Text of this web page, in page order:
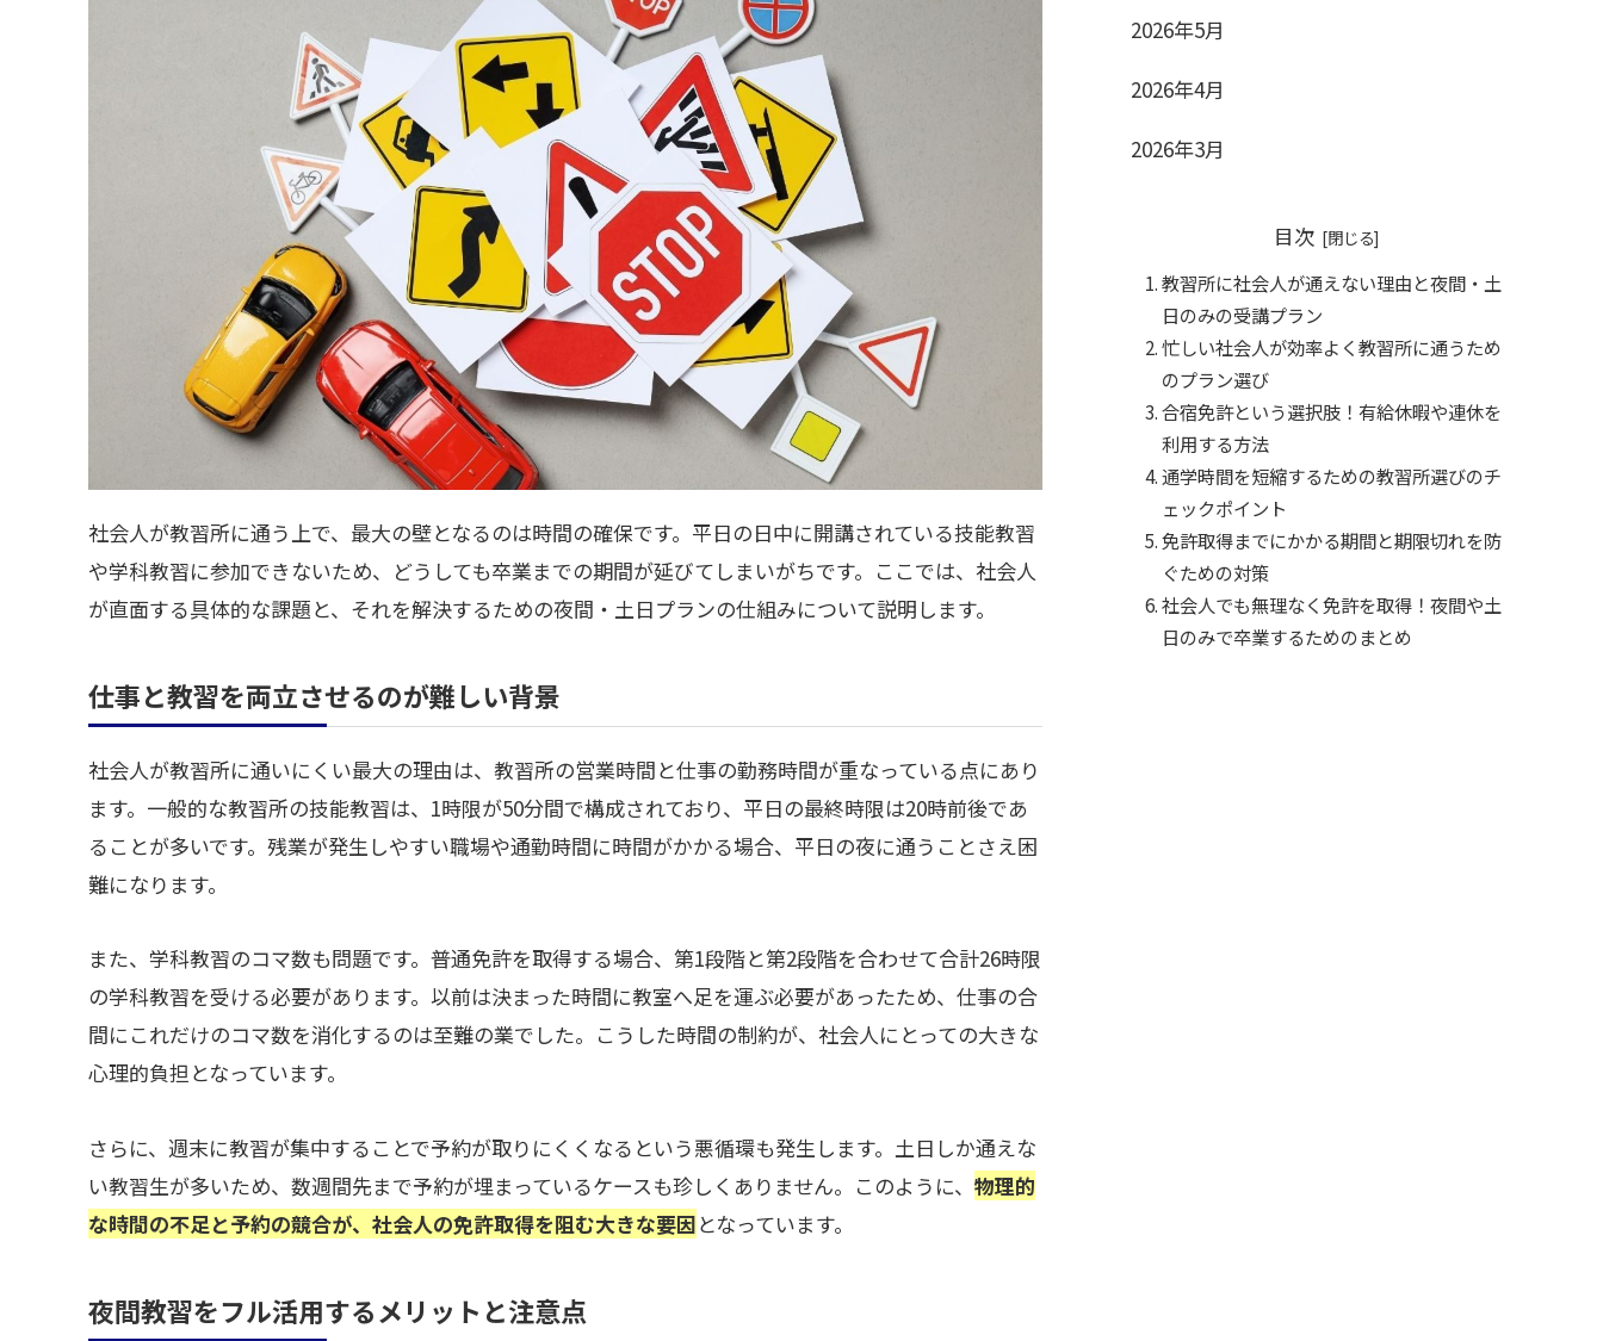
社会人が教習所に通う上で、最大の壁となるのは時間の確保です。平日の日中に開講されている技能教習
や学科教習に参加できないため、どうしても卒業までの期間が延びてしまいがちです。ここでは、社会人
が直面する具体的な課題と、それを解決するための夜間・土日プランの仕組みについて説明します。
仕事と教習を両立させるのが難しい背景
社会人が教習所に通いにくい最大の理由は、教習所の営業時間と仕事の勤務時間が重なっている点にあり
ます。一般的な教習所の技能教習は、1時限が50分間で構成されており、平日の最終時限は20時前後であ
ることが多いです。残業が発生しやすい職場や通勤時間に時間がかかる場合、平日の夜に通うことさえ困
難になります。
また、学科教習のコマ数も問題です。普通免許を取得する場合、第1段階と第2段階を合わせて合計26時限
の学科教習を受ける必要があります。以前は決まった時間に教室へ足を運ぶ必要があったため、仕事の合
間にこれだけのコマ数を消化するのは至難の業でした。こうした時間の制約が、社会人にとっての大きな
心理的負担となっています。
さらに、週末に教習が集中することで予約が取りにくくなるという悪循環も発生します。土日しか通えな
い教習生が多いため、数週間先まで予約が埋まっているケースも珍しくありません。このように、 物理的
な時間の不足と予約の競合が、社会人の免許取得を阻む大きな要因となっています。
夜間教習をフル活用するメリットと注意点
2026年5月
2026年4月
2026年3月
目次
教習所に社会人が通えない理由と夜間・土
日のみの受講プラン
忙しい社会人が効率よく教習所に通うため
のプラン選び
合宿免許という選択肢！有給休暇や連休を
利用する方法
通学時間を短縮するための教習所選びのチ
ェックポイント
免許取得までにかかる期間と期限切れを防
ぐための対策
社会人でも無理なく免許を取得！夜間や土
日のみで卒業するためのまとめ